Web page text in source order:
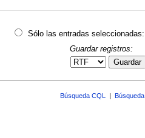
Sólo las entradas seleccionadas:
Guardar registros:
Guardar
Búsqueda CQL